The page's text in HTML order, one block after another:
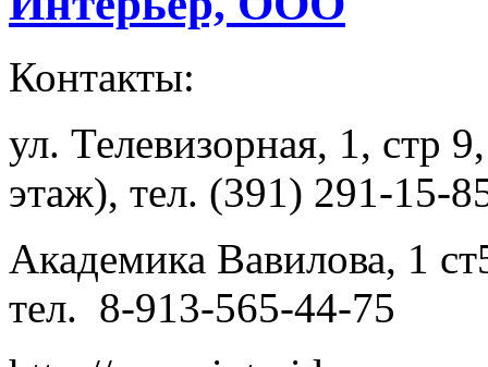
Контакты:
ул. Телевизорная, 1,
этаж), тел. (391) 291-15-
Академика Вавилова, 1
тел. 8-913-565-44-75